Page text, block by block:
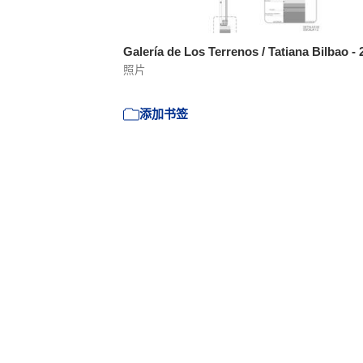
Galería de Los Terrenos / Tatiana Bilbao -
照片
添加书签